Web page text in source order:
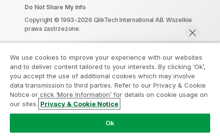
Rozmawiaj teraz
Do Not Share My Info
Copyright © 1993-2026 QlikTech International AB. Wszelkie
prawa zastrzeżone.
Dołącz do Programu Modernizacji
Analityki
Przeprowadź modernizację bez szkody dla Twoich
cennych aplikacji QlikView za pomocą programu
Analytics Modernization Program.
uzyskać więcej informacji lub skontaktuj się z nami:
We use cookies to improve your experience with our websites
and to deliver content tailored to your interests. By clicking ‘Ok’,
you accept the use of additional cookies which may involve
data transmission to third parties. Refer to our Privacy & Cookie
Notice or click ‘More Information’ for details on cookie usage on
our sites. Privacy & Cookie Notice
Ok